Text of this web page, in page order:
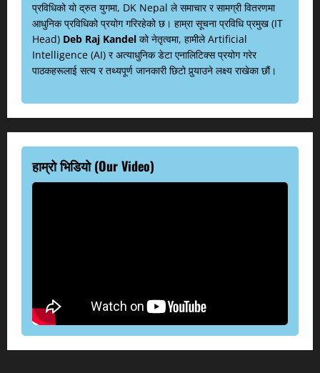
प्रविधिको यो द्रुत युगमा, DK Nepal ले समाचार र सामग्री वितरणमा
आधुनिक प्रविधिको प्रयोग गरिरहेको छ। हाम्रा सूचना प्रविधि प्रमुख (IT
Head) Deb Raj Kandel को नेतृत्वमा, हामीले Artificial
Intelligence (AI) र अत्याधुनिक डेटा एनालिटिक्स प्रयोग गरेर
पाठकहरूलाई सत्य र तथ्यपूर्ण जानकारी छिटो पुर्‍याउने लक्ष्य राखेका छौं।
हाम्रो भिडियो (Our Video)